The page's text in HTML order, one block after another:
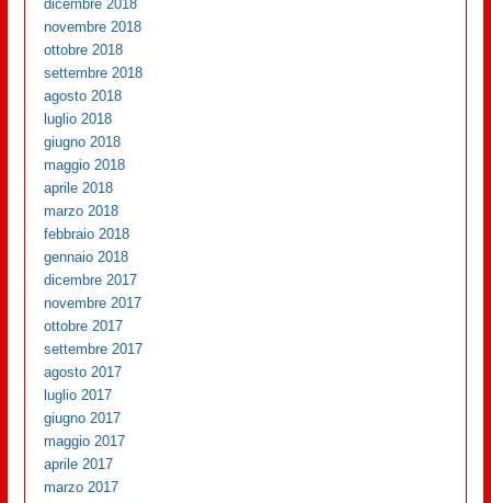
dicembre 2018
novembre 2018
ottobre 2018
settembre 2018
agosto 2018
luglio 2018
giugno 2018
maggio 2018
aprile 2018
marzo 2018
febbraio 2018
gennaio 2018
dicembre 2017
novembre 2017
ottobre 2017
settembre 2017
agosto 2017
luglio 2017
giugno 2017
maggio 2017
aprile 2017
marzo 2017